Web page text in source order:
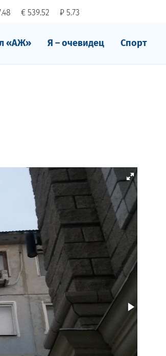
€ 539.52 ₽ 5.73
«АЖ» Я – очевидец Спорт